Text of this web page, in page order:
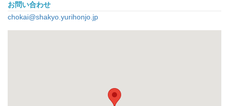
お問い合わせ
chokai@shakyo.yurihonjo.jp